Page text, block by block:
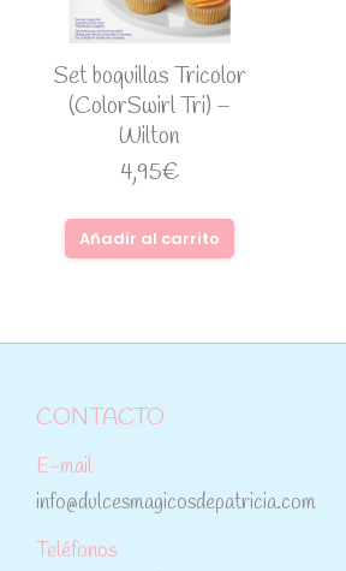
Set boquillas Tricolor
(ColorSwirl Tri) –
Wilton
4,95€
Añadir al carrito
CONTACTO
E-mail
info@dulcesmagicosdepatricia.com
Teléfonos